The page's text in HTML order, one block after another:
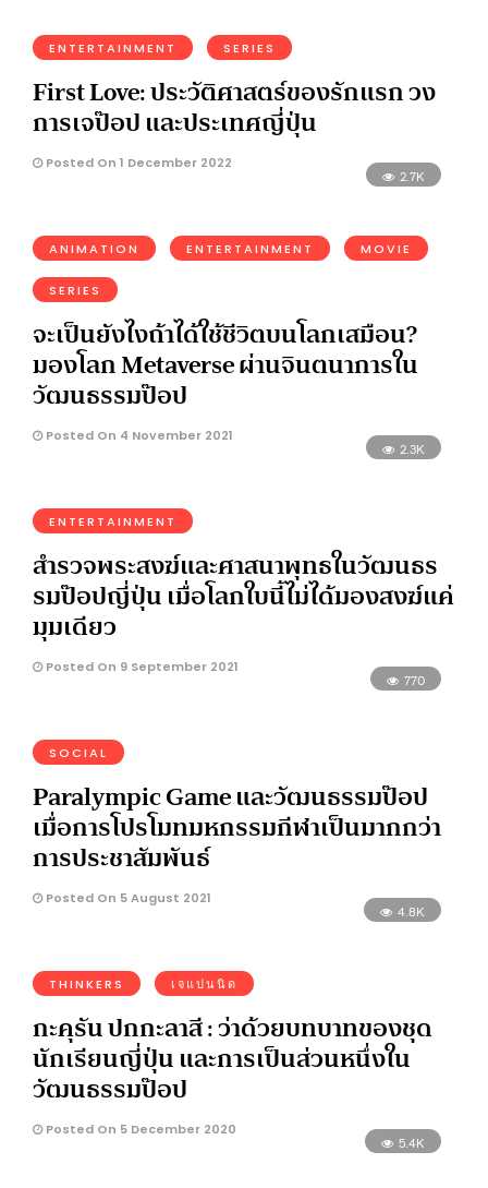
ENTERTAINMENT SERIES
First Love: ประวัติศาสตร์ของรักแรก วง
การเจป๊อป และประเทศญี่ปุ่น
Posted On 1 December 2022
2.7K
ANIMATION ENTERTAINMENT MOVIE
SERIES
จะเป็นยังไงถ้าได้ใช้ชีวิตบนโลกเสมือน?
มองโลก Metaverse ผ่านจินตนาการใน
วัฒนธรรมป๊อป
Posted On 4 November 2021
2.3K
ENTERTAINMENT
สำรวจพระสงฆ์และศาสนาพุทธในวัฒนธร
รมป๊อปญี่ปุ่น เมื่อโลกใบนี้ไม่ได้มองสงฆ์แค่
มุมเดียว
Posted On 9 September 2021
770
SOCIAL
Paralympic Game และวัฒนธรรมป๊อป
เมื่อการโปรโมทมหกรรมกีฬาเป็นมากกว่า
การประชาสัมพันธ์
Posted On 5 August 2021
4.8K
THINKERS เจแปนนิด
กะคุรัน ปกกะลาสี : ว่าด้วยบทบาทของชุด
นักเรียนญี่ปุ่น และการเป็นส่วนหนึ่งใน
วัฒนธรรมป๊อป
Posted On 5 December 2020
5.4K